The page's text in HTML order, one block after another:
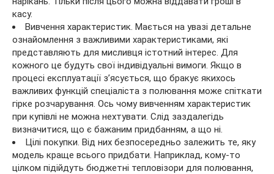
касу.
Вивчення характеристик. Мається на увазі детальне
ознайомлення з важливими характеристиками, які
представляють для мисливця істотний інтерес. Для
кожного це будуть свої індивідуальні вимоги. Якщо в
процесі експлуатації з’ясується, що бракує якихось
важливих функцій спеціаліста з полювання може спіткати
гірке розчарування. Ось чому вивченням характеристик
при купівлі не можна нехтувати. Слід заздалегідь
визначитися, що є бажаним придбанням, а що ні.
Цілі покупки. Від них безпосередньо залежить те, яку
модель краще всього придбати. Наприклад, кому-то
цілком підійдуть бюджетні тепловізори для полювання,